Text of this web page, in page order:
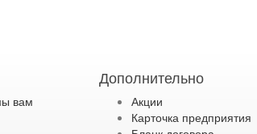
вам
Дополнительно
Акции
Карточка предприятия